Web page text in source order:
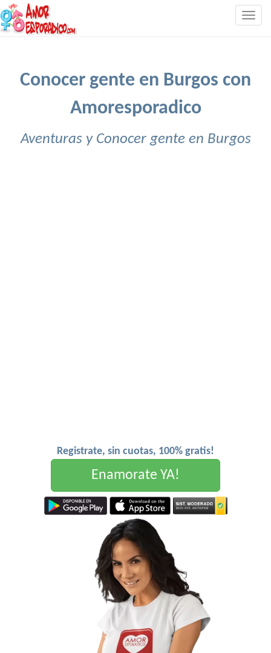
Conocer gente en Burgos con
Amoresporadico
Aventuras y Conocer gente en Burgos
Registrate, sin cuotas, 100% gratis!
Enamorate YA!